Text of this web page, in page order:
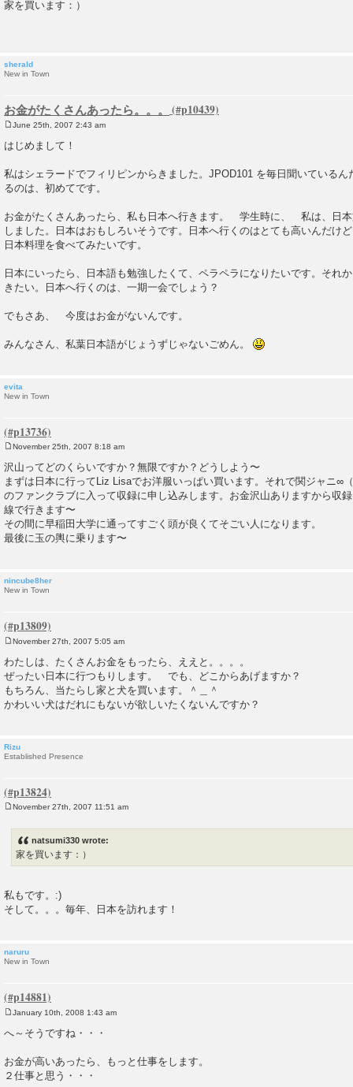
s
家を買います：）
sherald
New in Town
お金がたくさんあったら。。。
o
s
June 25th, 2007 2:43 am
はじめまして！
私はシェラードでフィリピンからきました。JPOD101 を毎日聞いている
るのは、初めてです。
お金がたくさんあったら、私も日本へ行きます。 学生時に、 私は、日
しました。日本はおもしろいそうです。日本へ行くのはとても高いんだけ
日本料理を食べてみたいです。
日本にいったら、日本語も勉強したくて、ペラペラになりたいです。それ
きたい。日本へ行くのは、一期一会でしょう？
でもさあ、 今度はお金がないんです。
みんなさん、私葉日本語がじょうずじゃないごめん。
evita
New in Town
o
s
t
November 25th, 2007 8:18 am
沢山ってどのくらいですか？無限ですか？どうしよう〜
まずは日本に行ってLiz Lisaでお洋服いっぱい買います。それで関ジャニ∞
のファンクラブに入って収録に申し込みします。お金沢山ありますから収
線で行きます〜
その間に早稲田大学に通ってすごく頭が良くてそごい人になります。
最後に玉の輿に乗ります〜
nincube8her
New in Town
o
s
t
November 27th, 2007 5:05 am
わたしは、たくさんお金をもったら、ええと。。。。
ぜったい日本に行つもりします。 でも、どこからあげますか？
もちろん、当たらし家と犬を買います。＾＿＾
かわいい犬はだれにもないが欲しいたくないんですか？
Rizu
Established Presence
November 27th, 2007 11:51 am
natsumi330 wrote:
家を買います：）
私もです。:)
そして。。。毎年、日本を訪れます！
naruru
New in Town
s
January 10th, 2008 1:43 am
へ～そうですね・・・
お金が高いあったら、もっと仕事をします。
２仕事と思う・・・